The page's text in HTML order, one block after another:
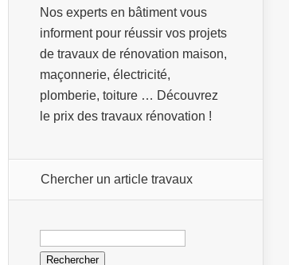
Nos experts en bâtiment vous
informent pour réussir vos projets
de travaux de rénovation maison,
maçonnerie, électricité,
plomberie, toiture … Découvrez
le prix des travaux rénovation !
Chercher un article travaux
Rechercher :